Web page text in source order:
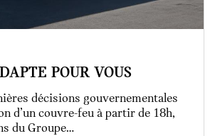
POUR VOUS
décisions gouvernementales
d’un couvre-feu à partir de 18h,
du Groupe…